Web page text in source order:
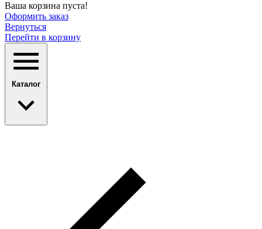
Ваша корзина пуста!
Оформить заказ
Вернуться
Перейти в корзину
Каталог